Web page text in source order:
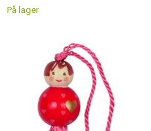
På lager